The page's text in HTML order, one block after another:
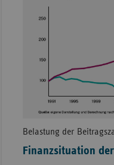
Belastung der
Finanzsituation